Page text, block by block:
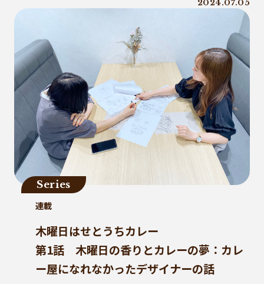
レジ袋
香川オリーブガイナーズ
アーキペラゴ
グリーン焙煎
町中華
蚤の市
ワンピースパウチ
PHA生成
イオン
日和佐
ケミカルリサイクル
海洋汚染
トリゼンクオリティオーシャンズ
痛風鍋
プラゴミ
親子
PP
増肉係数
コーヒー好き
2024.07.05
Series
連載
木曜日はせとうちカレー
第1話 木曜日の香りとカレーの夢：カレ
ー屋になれなかったデザイナーの話